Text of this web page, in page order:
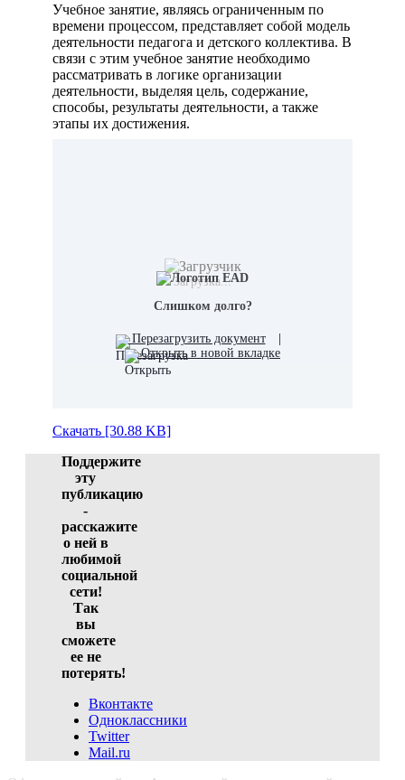
Учебное занятие, являясь ограниченным по
времени процессом, представляет собой модель
деятельности педагога и детского коллектива. В
связи с этим учебное занятие необходимо
рассматривать в логике организации
деятельности, выделяя цель, содержание,
способы, результаты деятельности, а также
этапы их достижения.
Загрузка...
Слишком долго?
Перезагрузить документ
Открыть в новой вкладке
Скачать [30.88 KB]
Поддержите
эту
публикацию
-
расскажите
о ней в
любимой
социальной
сети!
Так
вы
сможете
ее не
потерять!
Вконтакте
Одноклассники
Twitter
Mail.ru